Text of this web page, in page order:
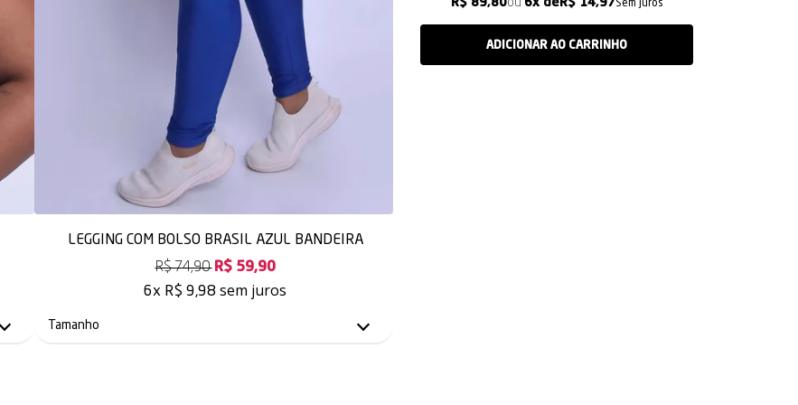
LEGGING COM BOLSO BRASIL AZUL BANDEIRA
R$ 74,90 R$ 59,90
6x R$ 9,98 sem juros
R$ 89,80 6x R$ 14,97Sem juros